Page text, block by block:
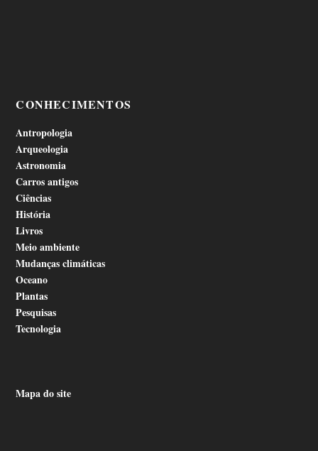
CONHECIMENTOS
Antropologia
Arqueologia
Astronomia
Carros antigos
Ciências
História
Livros
Meio ambiente
Mudanças climáticas
Oceano
Plantas
Pesquisas
Tecnologia
Mapa do site